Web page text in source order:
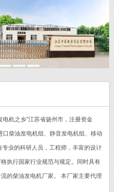
机之乡”江苏省扬州市，注册资金
柴油发电机组、静音发电机组、移动
业的科研人员，工程师，丰富的设计
执行国家行业规范与规定。同时具有
的柴油发电机厂家。 本厂家主要代理